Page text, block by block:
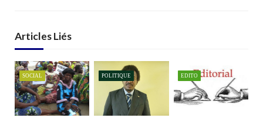
Articles Liés
SOCIAL POLITIQUE EDITO